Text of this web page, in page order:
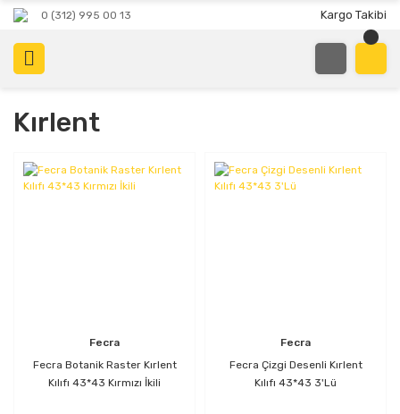
0 (312) 995 00 13 Kargo Takibi
Kırlent
Fecra
Fecra Botanik Raster Kırlent
Kılıfı 43*43 Kırmızı İkili
Fecra
Fecra Çizgi Desenli Kırlent
Kılıfı 43*43 3'Lü